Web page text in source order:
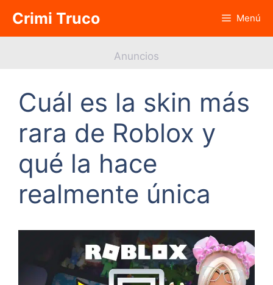
contenido
Crimi Truco Menú
Anuncios
Cuál es la skin más
rara de Roblox y
qué la hace
realmente única